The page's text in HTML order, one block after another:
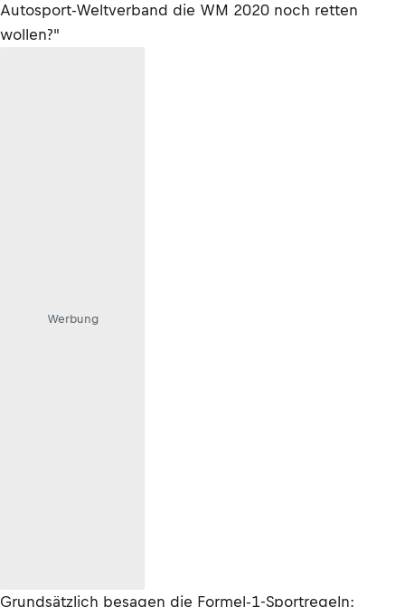
Autosport-Weltverband die WM 2020 noch retten
wollen?"
Werbung
Grundsätzlich besagen die Formel-1-Sportregeln: